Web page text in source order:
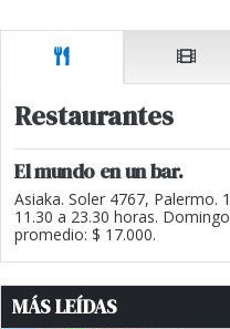
Restaurantes
El mundo en un bar.
Asiaka. Soler 4767, Palermo.
11.30 a 23.30 horas.
promedio: $ 17.000.
MÁS LEÍDAS